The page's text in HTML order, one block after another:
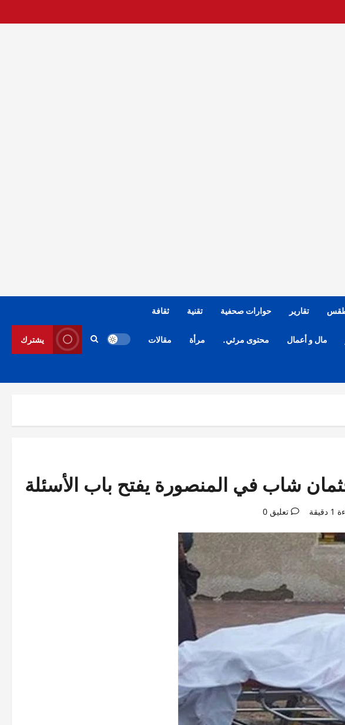
تقارير حوارات صحفية تقنية ثقافة
مال و أعمال محتوى مرئي. مرأة مقالات يشترك
شاب في المنصورة يفتح باب الأسئلة
تعليق 0